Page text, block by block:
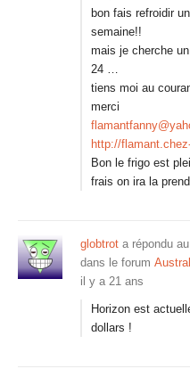
bon fais refroidir
semaine!!
mais je cherche
24 …
tiens moi au
merci
http://
Bon le frigo est
frais on ira la
globtrot a répondu
dans le forum
il y a 21 ans
Horizon est
dollars !